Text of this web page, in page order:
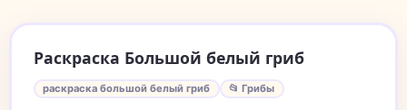
Раскраска Большой белый гриб
раскраска большой белый гриб 📂 Грибы